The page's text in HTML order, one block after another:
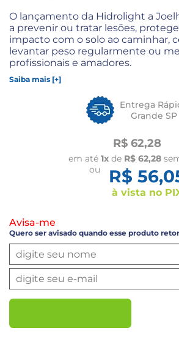
O lançamento da Hidrolight a
a prevenir ou tratar lesões,
impacto com o solo ao caminhar,
levantar peso regularmente ou
profissionais e amadores.
Saiba mais [+]
Entrega
Grande SP
R$ 62,28
em até 1xde R$ 62,28
ou
R$
à vista no
Avisa-me
Quero ser avisado quando esse produto